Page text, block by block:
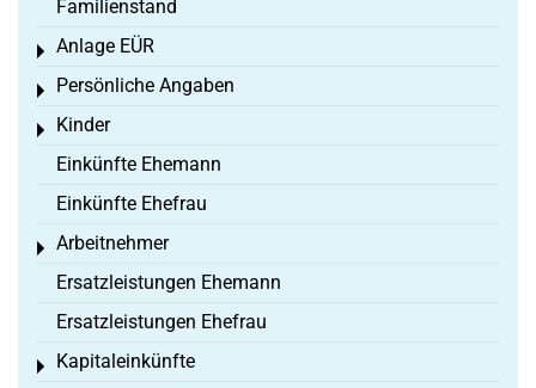
Familienstand
Anlage EÜR
Toggle menu
Persönliche Angaben
Toggle menu
Kinder
Toggle menu
Einkünfte Ehemann
Einkünfte Ehefrau
Arbeitnehmer
Toggle menu
Ersatzleistungen Ehemann
Ersatzleistungen Ehefrau
Kapitaleinkünfte
Toggle menu